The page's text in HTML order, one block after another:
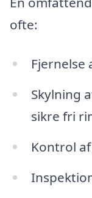
ofte:
Skylning
sikre fri
Kontrol